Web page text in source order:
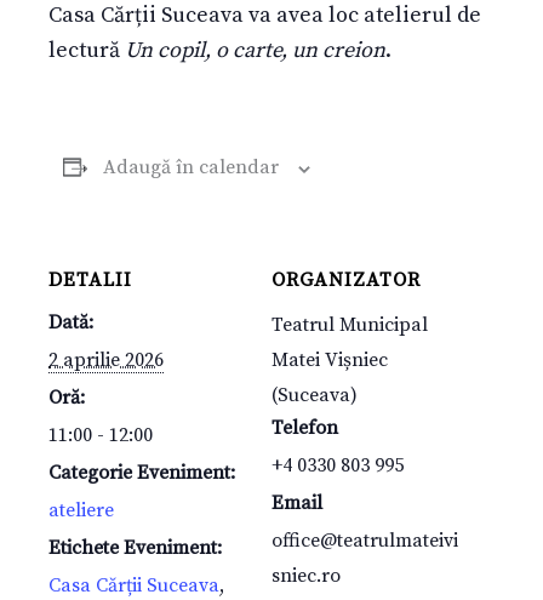
Casa Cărții Suceava va avea loc atelierul de
lectură Un copil, o carte, un creion.
Adaugă în calendar
DETALII
Dată:
2 aprilie 2026
Oră:
11:00 - 12:00
Categorie Eveniment:
ateliere
Etichete Eveniment:
Casa Cărții Suceava,
ORGANIZATOR
Teatrul Municipal
Matei Vișniec
(Suceava)
Telefon
+4 0330 803 995
Email
office@teatrulmateivi
sniec.ro